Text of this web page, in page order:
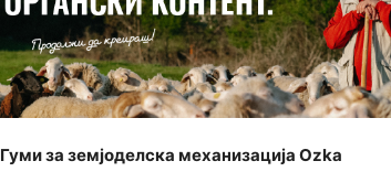
Гуми за земјоделска механизација Ozka